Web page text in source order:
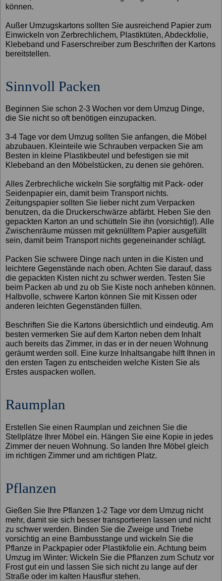
können.
Außer Umzugskartons sollten Sie ausreichend Papier zum
Einwickeln von Zerbrechlichem, Plastiktüten, Abdeckfolie,
Klebeband und Faserschreiber zum Beschriften der Kartons
bereitstellen.
Sinnvoll Packen
Beginnen Sie schon 2-3 Wochen vor dem Umzug Dinge,
die Sie nicht so oft benötigen einzupacken.
3-4 Tage vor dem Umzug sollten Sie anfangen, die Möbel
abzubauen. Kleinteile wie Schrauben verpacken Sie am
Besten in kleine Plastikbeutel und befestigen sie mit
Klebeband an den Möbelstücken, zu denen sie gehören.
Alles Zerbrechliche wickeln Sie sorgfältig mit Pack- oder
Seidenpapier ein, damit beim Transport nichts.
Zeitungspapier sollten Sie lieber nicht zum Verpacken
benutzen, da die Druckerschwärze abfärbt. Heben Sie den
gepackten Karton an und schütteln Sie ihn (vorsichtig!). Alle
Zwischenräume müssen mit geknülltem Papier ausgefüllt
sein, damit beim Transport nichts gegeneinander schlägt.
Packen Sie schwere Dinge nach unten in die Kisten und
leichtere Gegenstände nach oben. Achten Sie darauf, dass
die gepackten Kisten nicht zu schwer werden. Testen Sie
beim Packen ab und zu ob Sie Kiste noch anheben können.
Halbvolle, schwere Karton können Sie mit Kissen oder
anderen leichten Gegenständen füllen.
Beschriften Sie die Kartons übersichtlich und eindeutig. Am
besten vermerken Sie auf dem Karton neben dem Inhalt
auch bereits das Zimmer, in das er in der neuen Wohnung
geräumt werden soll. Eine kurze Inhaltsangabe hilft Ihnen in
den ersten Tagen zu entscheiden welche Kisten Sie als
Erstes auspacken wollen.
Raumplan
Erstellen Sie einen Raumplan und zeichnen Sie die
Stellplätze Ihrer Möbel ein. Hängen Sie eine Kopie in jedes
Zimmer der neuen Wohnung. So landen Ihre Möbel gleich
im richtigen Zimmer und am richtigen Platz.
Pflanzen
Gießen Sie Ihre Pflanzen 1-2 Tage vor dem Umzug nicht
mehr, damit sie sich besser transportieren lassen und nicht
zu schwer werden. Binden Sie die Zweige und Triebe
vorsichtig an eine Bambusstange und wickeln Sie die
Pflanze in Packpapier oder Plastikfolie ein. Achtung beim
Umzug im Winter: Wickeln Sie die Pflanzen zum Schutz vor
Frost gut ein und lassen Sie sich nicht zu lange auf der
Straße oder im kalten Hausflur stehen.